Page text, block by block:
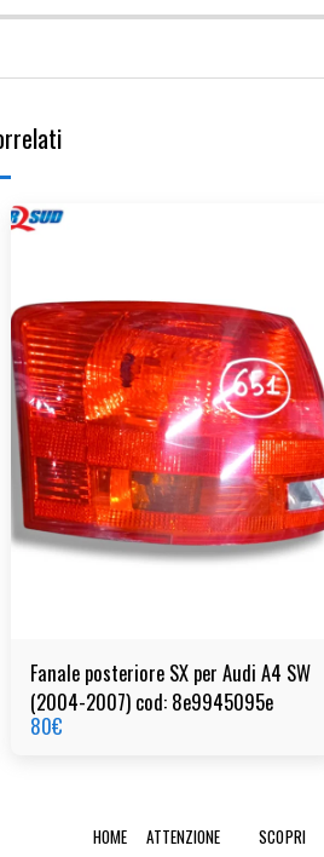
Fanale posteriore SX per Audi A4 SW
(2004-2007) cod: 8e9945095e
80€
HOME ATTENZIONE SCOPRI